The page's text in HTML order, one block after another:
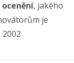
, jakého
je